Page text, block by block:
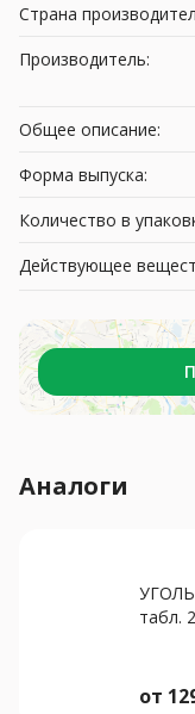
Страна
Производитель:
Общее описание:
Форма выпуска:
Количество в
Действующее
Аналоги
табл.
от